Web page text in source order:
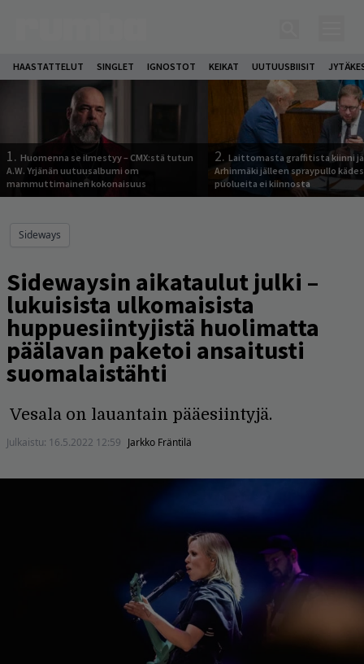
HAASTATTELUT SINGLET IGNOSTOT KEIKAT UUTUUSBIISIT
1. Huomenna se ilmestyy – CMX:stä tutun
A.W. Yrjänän uutuusalbumi om
mammuttimainen kokonaisuus
2. Laittomasta graffitista kiinni
Arhinmäki jälleen spraypullo
puolueita ei kiinnosta
Sideways
Sidewaysin aikataulut julki –
lukuisista ulkomaisista
huppuesiintyjistä huolimatta
päälavan paketoi ansaitusti
suomalaistähti
Vesala on lauantain pääesiintyjä.
Julkaistu: 16.5.2022 12:59 Jarkko Fräntilä